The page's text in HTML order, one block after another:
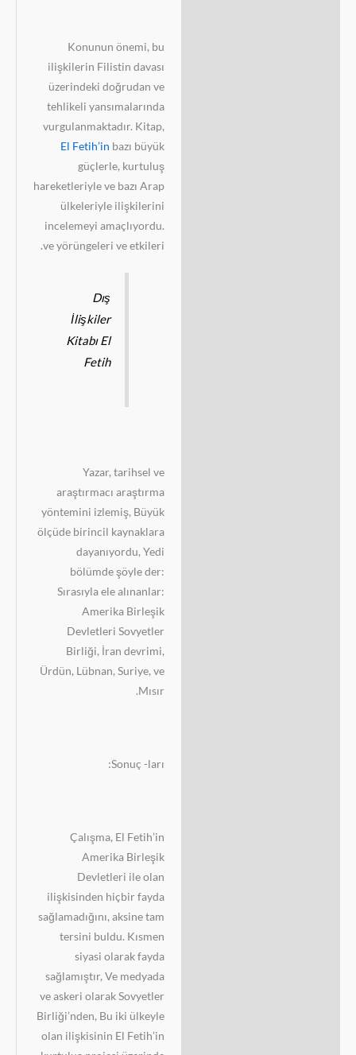
Konunun önemi, bu
ilişkilerin Filistin davası
üzerindeki doğrudan ve
tehlikeli yansımalarında
vurgulanmaktadır. Kitap,
El Fetih’in bazı büyük
güçlerle, kurtuluş
hareketleriyle ve bazı Arap
ülkeleriyle ilişkilerini
incelemeyi amaçlıyordu.
ve yörüngeleri ve etkileri.
Dış
İlişkiler
Kitabı El
Fetih
Yazar, tarihsel ve
araştırmacı araştırma
yöntemini izlemiş, Büyük
ölçüde birincil kaynaklara
dayanıyordu, Yedi
bölümde şöyle der:
Sırasıyla ele alınanlar:
Amerika Birleşik
Devletleri Sovyetler
Birliği, İran devrimi,
Ürdün, Lübnan, Suriye, ve
Mısır.
Sonuç -ları:
Çalışma, El Fetih’in
Amerika Birleşik
Devletleri ile olan
ilişkisinden hiçbir fayda
sağlamadığını, aksine tam
tersini buldu. Kısmen
siyasi olarak fayda
sağlamıştır, Ve medyada
ve askeri olarak Sovyetler
Birliği’nden, Bu iki ülkeyle
olan ilişkisinin El Fetih’in